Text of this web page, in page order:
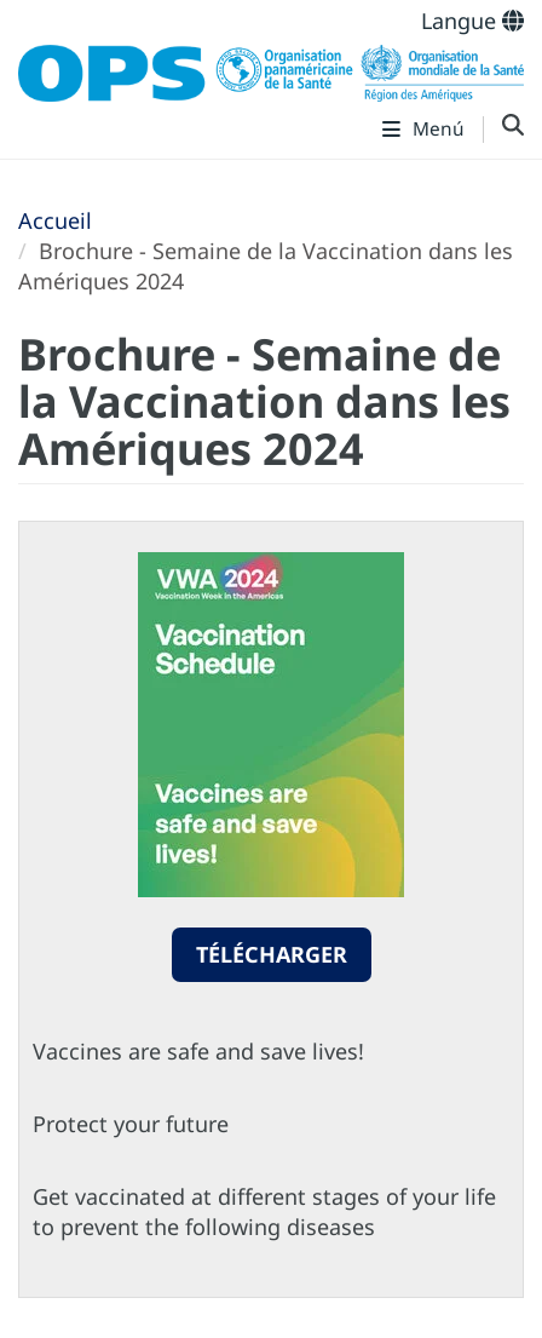
Langue
Menú
Accueil
Brochure - Semaine de la Vaccination dans les
Amériques 2024
Brochure - Semaine de
la Vaccination dans les
Amériques 2024
TÉLÉCHARGER
Vaccines are safe and save lives!
Protect your future
Get vaccinated at different stages of your life
to prevent the following diseases